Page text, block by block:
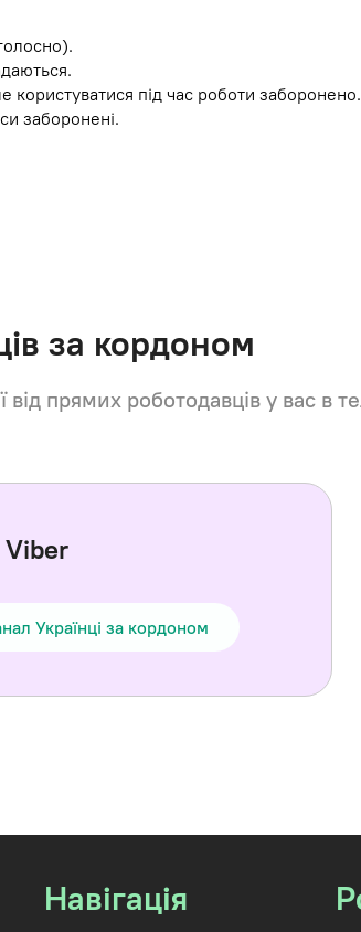
під час роботи заборонено.
заборонені.
Viber
Українці за кордоном
за кордоном
від прямих роботодавців у вас в
Навігація